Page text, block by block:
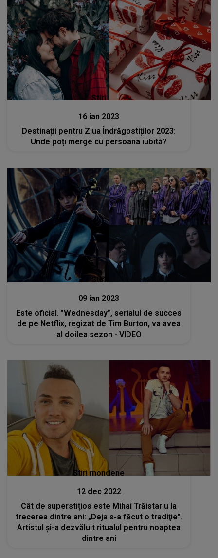
Stiri
16 ian 2023
Destinații pentru Ziua Îndrăgostiților 2023:
Unde poți merge cu persoana iubită?
Stiri
09 ian 2023
Este oficial. ”Wednesday”, serialul de succes
de pe Netflix, regizat de Tim Burton, va avea
al doilea sezon - VIDEO
Stiri mondene
12 dec 2022
Cât de superstiţios este Mihai Trăistariu la
trecerea dintre ani: „Deja s-a făcut o tradiţie”.
Artistul și-a dezvăluit ritualul pentru noaptea
dintre ani